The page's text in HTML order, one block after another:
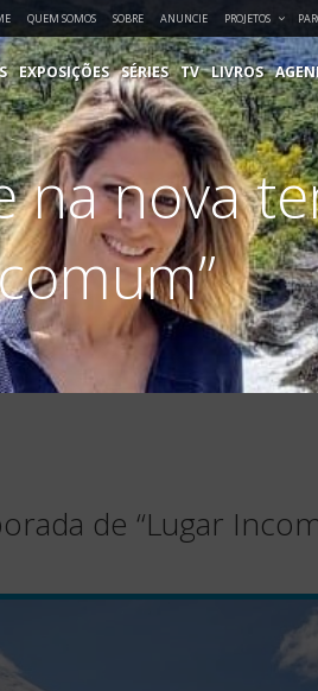
QUEM SOMOS SOBRE ANUNCIE PROJETOS
EXPOSIÇÕES SÉRIES TV LIVROS
na nova
de “Lugar